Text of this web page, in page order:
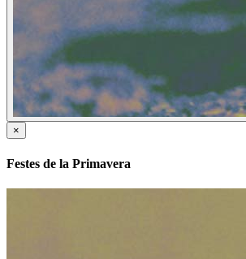
×
Festes de la Primavera